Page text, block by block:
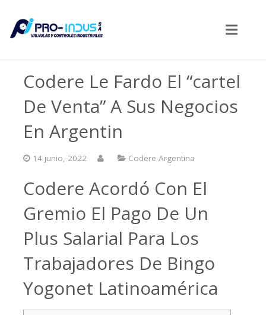
Codere Le Fardo El “cartel
De Venta” A Sus Negocios
En Argentin
14 junio, 2022 Codere Argentina
Codere Acordó Con El
Gremio El Pago De Un
Plus Salarial Para Los
Trabajadores De Bingo
Yogonet Latinoamérica